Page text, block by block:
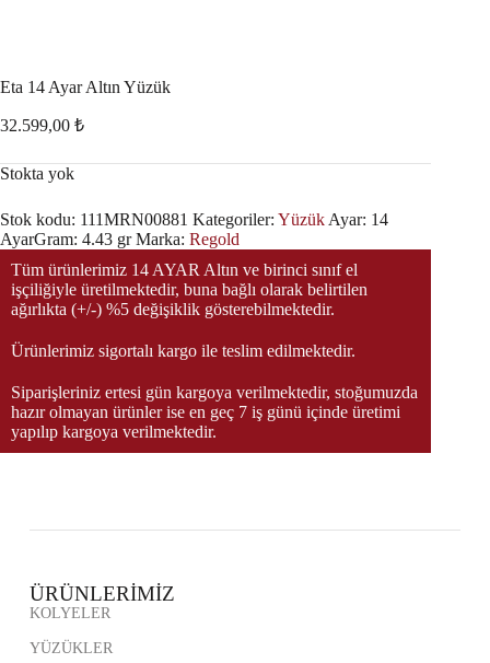
Eta 14 Ayar Altın Yüzük
32.599,00 ₺
Stokta yok
Stok kodu: 111MRN00881 Kategoriler: Yüzük Ayar: 14
AyarGram: 4.43 gr Marka: Regold
Tüm ürünlerimiz 14 AYAR Altın ve birinci sınıf el
işçiliğiyle üretilmektedir, buna bağlı olarak belirtilen
ağırlıkta (+/-) %5 değişiklik gösterebilmektedir.
Ürünlerimiz sigortalı kargo ile teslim edilmektedir.
Siparişleriniz ertesi gün kargoya verilmektedir, stoğumuzda
hazır olmayan ürünler ise en geç 7 iş günü içinde üretimi
yapılıp kargoya verilmektedir.
ÜRÜNLERİMİZ
KOLYELER
YÜZÜKLER